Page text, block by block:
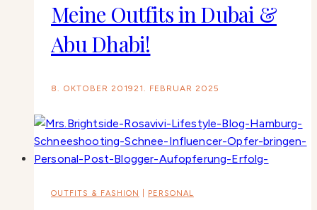
Meine Outfits in Dubai &
Abu Dhabi!
8. OKTOBER 2019 21. FEBRUAR 2025
OUTFITS & FASHION PERSONAL